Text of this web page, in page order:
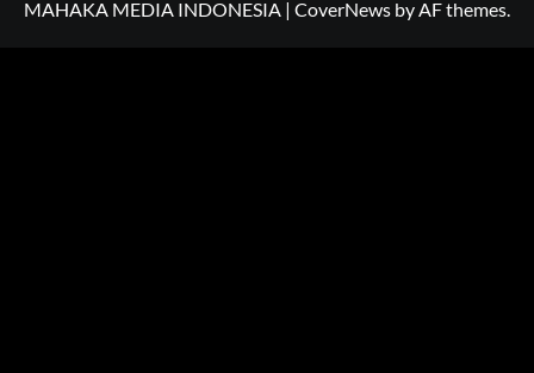
MAHAKA MEDIA INDONESIA | CoverNews by AF themes.